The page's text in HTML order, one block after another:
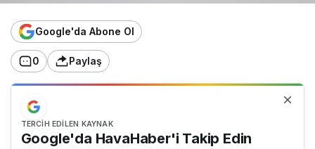
Google'da Abone Ol
0 Paylaş
TERCIH EDILEN KAYNAK
Google'da HavaHaber'i Takip Edin